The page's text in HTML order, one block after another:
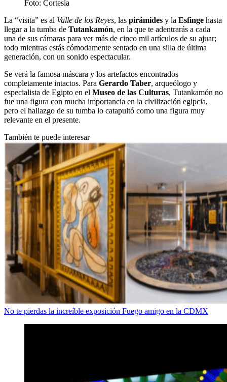
Foto: Cortesía
La “visita” es al Valle de los Reyes, las pirámides y la Esfinge hasta
llegar a la tumba de Tutankamón, en la que te adentrarás a cada
una de sus cámaras para ver más de cinco mil artículos de su ajuar;
todo mientras estás cómodamente sentado en una silla de última
generación, con un sonido espectacular.
Se verá la famosa máscara y los artefactos encontrados
completamente intactos. Para Gerardo Taber, arqueólogo y
especialista de Egipto en el Museo de las Culturas, Tutankamón no
fue una figura con mucha importancia en la civilización egipcia,
pero el hallazgo de su tumba lo catapultó como una figura muy
relevante en el presente.
También te puede interesar
No te pierdas la increíble exposición Fuego amigo en la CDMX